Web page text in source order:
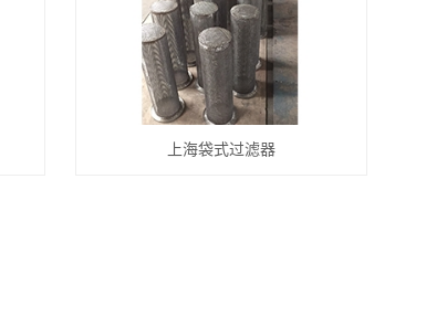
上海袋式过滤器